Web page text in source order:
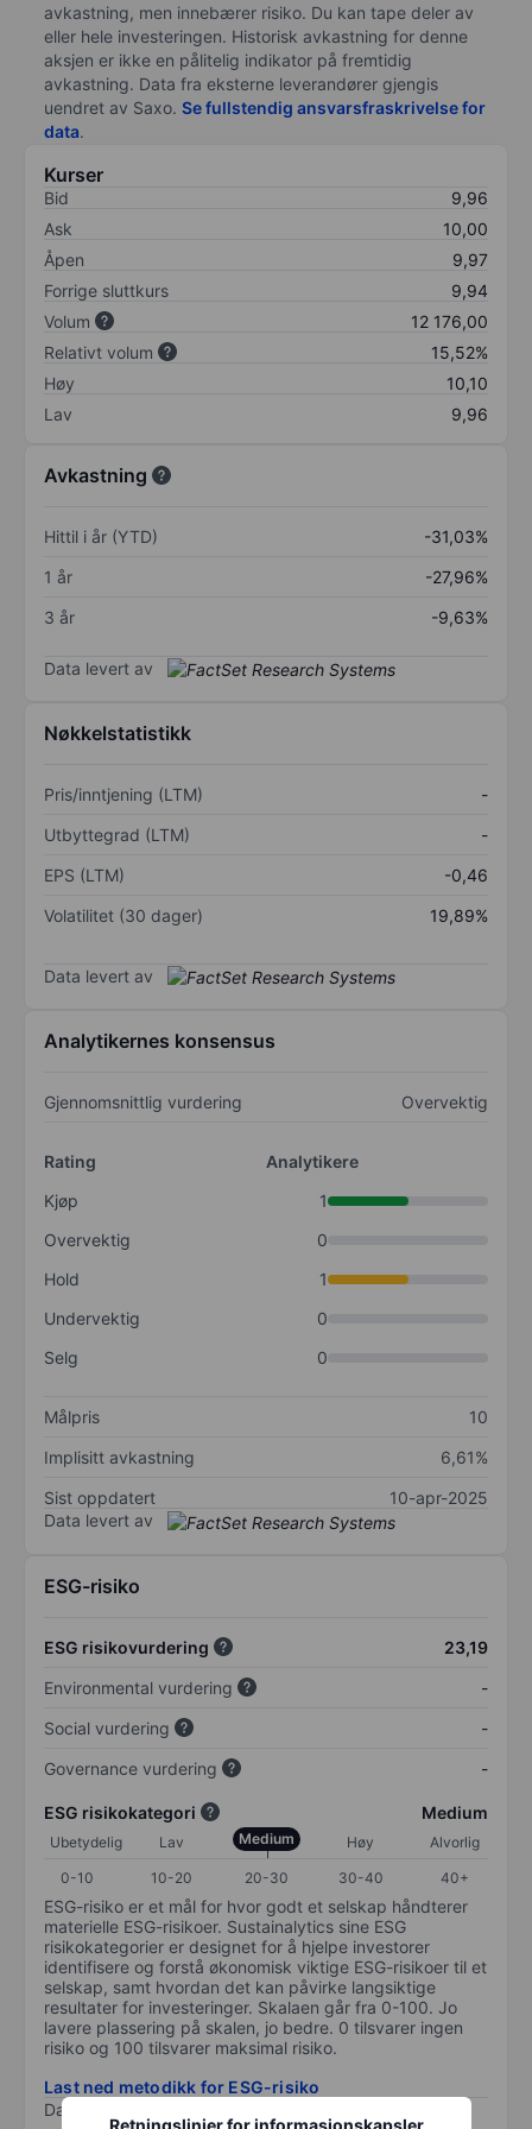
Retningslinjer for informasjonskapsler
avkastning, men innebærer risiko. Du kan tape deler av
eller hele investeringen. Historisk avkastning for denne
aksjen er ikke en pålitelig indikator på fremtidig
avkastning. Data fra eksterne leverandører gjengis
uendret av Saxo. Se fullstendig ansvarsfraskrivelse for
data.
Kurser
Bid
9,96
Ask
10,00
Åpen
9,97
Forrige sluttkurs
9,94
Volum
12 176,00
Relativt volum
15,52%
Høy
10,10
Lav
9,96
Avkastning
Hittil i år (YTD)
-31,03%
1 år
-27,96%
3 år
-9,63%
Data levert av
Nøkkelstatistikk
Pris/inntjening (LTM)
-
Utbyttegrad (LTM)
-
EPS (LTM)
-0,46
Volatilitet (30 dager)
19,89%
Data levert av
Analytikernes konsensus
Gjennomsnittlig vurdering Overvektig
Rating
Analytikere
Kjøp
1
Overvektig
0
Hold
1
Undervektig
0
Selg
0
Målpris
10
Implisitt avkastning
6,61%
Sist oppdatert
10-apr-2025
Data levert av
ESG-risiko
ESG risikovurdering
23,19
Environmental vurdering
-
Social vurdering
-
Governance vurdering
-
ESG risikokategori Medium
Ubetydelig Lav Medium Høy
Alvorlig
0-10
10-20 20-30 30-40 40+
ESG-risiko er et mål for hvor godt et selskap håndterer
materielle ESG-risikoer. Sustainalytics sine ESG
risikokategorier er designet for å hjelpe investorer
identifisere og forstå økonomisk viktige ESG-risikoer til et
selskap, samt hvordan det kan påvirke langsiktige
resultater for investeringer. Skalaen går fra 0-100. Jo
lavere plassering på skalen, jo bedre. 0 tilsvarer ingen
risiko og 100 tilsvarer maksimal risiko.
Last ned metodikk for ESG-risiko
Data levert av